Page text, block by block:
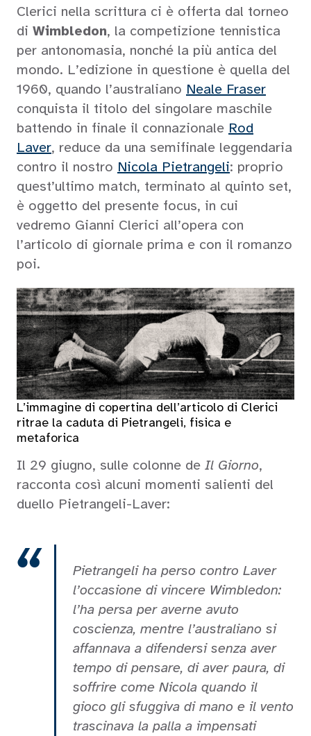
Clerici nella scrittura ci è offerta dal torneo
di Wimbledon, la competizione tennistica
per antonomasia, nonché la più antica del
mondo. L’edizione in questione è quella del
1960, quando l’australiano Neale Fraser
conquista il titolo del singolare maschile
battendo in finale il connazionale Rod
Laver, reduce da una semifinale leggendaria
contro il nostro Nicola Pietrangeli: proprio
quest’ultimo match, terminato al quinto set,
è oggetto del presente focus, in cui
vedremo Gianni Clerici all’opera con
l’articolo di giornale prima e con il romanzo
poi.
L’immagine di copertina dell’articolo di Clerici
ritrae la caduta di Pietrangeli, fisica e
metaforica
Il 29 giugno, sulle colonne de Il Giorno,
racconta così alcuni momenti salienti del
duello Pietrangeli-Laver:
Pietrangeli ha perso contro Laver
l’occasione di vincere Wimbledon:
l’ha persa per averne avuto
coscienza, mentre l’australiano si
affannava a difendersi senza aver
tempo di pensare, di aver paura, di
soffrire come Nicola quando il
gioco gli sfuggiva di mano e il vento
trascinava la palla a impensati